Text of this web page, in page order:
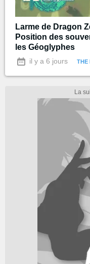
Larme de Dragon
Position des
les Géoglyphes
il y a 6 jours